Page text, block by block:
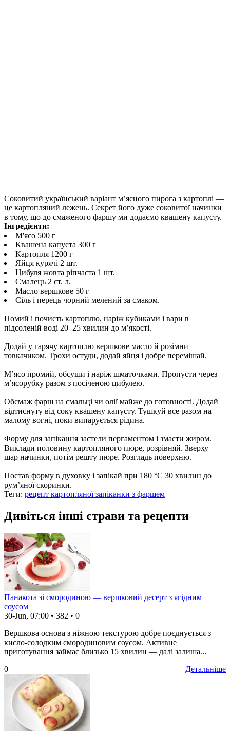
Соковитий український варіант м’ясного пирога з картоплі —
це картопляний лежень. Секрет його дуже соковитої начинки
в тому, що до смаженого фаршу ми додаємо квашену капусту.
Інгредієнти:
М'ясо 500 г
Квашена капуста 300 г
Картопля 1200 г
Яйця курячі 2 шт.
Цибуля жовта ріпчаста 1 шт.
Смалець 2 ст. л.
Масло вершкове 50 г
Сіль і перець чорний мелений за смаком.
Помий і почисть картоплю, наріж кубиками і вари в
підсоленій воді 20–25 хвилин до м’якості.
Додай у гарячу картоплю вершкове масло й розімни
товкачиком. Трохи остуди, додай яйця і добре перемішай.
М’ясо промий, обсуши і наріж шматочками. Пропусти через
м’ясорубку разом з посіченою цибулею.
Обсмаж фарш на смальці чи олії майже до готовності. Додай
відтиснуту від соку квашену капусту. Тушкуй все разом на
малому вогні, поки випарується рідина.
Форму для запікання застели пергаментом і змасти жиром.
Виклади половину картопляного пюре, розрівняй. Зверху —
шар начинки, потім решту пюре. Розгладь поверхню.
Постав форму в духовку і запікай при 180 °C 30 хвилин до
рум’яної скоринки.
Теги: рецепт картопляної запіканки з фаршем
Дивіться інші страви та рецепти
Панакота зі смородиною — вершковий десерт з ягідним
соусом
30-Jun, 07:00 • 382 • 0
Вершкова основа з ніжною текстурою добре поєднується з
кисло-солодким смородиновим соусом. Активне
приготування займає близько 15 хвилин — далі залиша...
Детальніше
0